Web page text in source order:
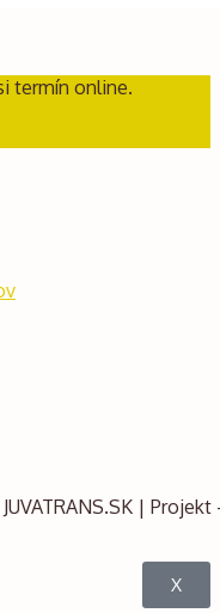
termín online.
JUVATRANS.SK | Projekt
X